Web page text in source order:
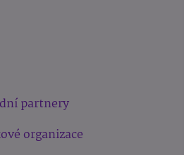
partnery
organizace